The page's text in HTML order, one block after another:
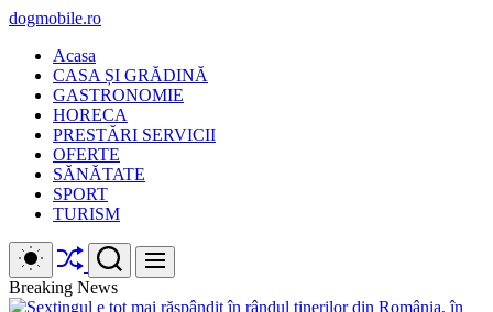
Skip
content
dogmobile.ro
Acasa
CASA ȘI GRĂDINĂ
GASTRONOMIE
HORECA
PRESTĂRI SERVICII
OFERTE
SĂNĂTATE
SPORT
TURISM
Switch
color
mode
ShuffleSearch Menu
Breaking News